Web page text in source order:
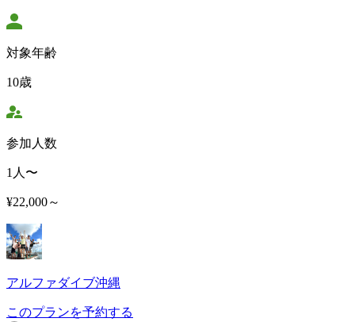
対象年齢
10歳
参加人数
1人〜
¥22,000～
アルファダイブ沖縄
このプランを予約する